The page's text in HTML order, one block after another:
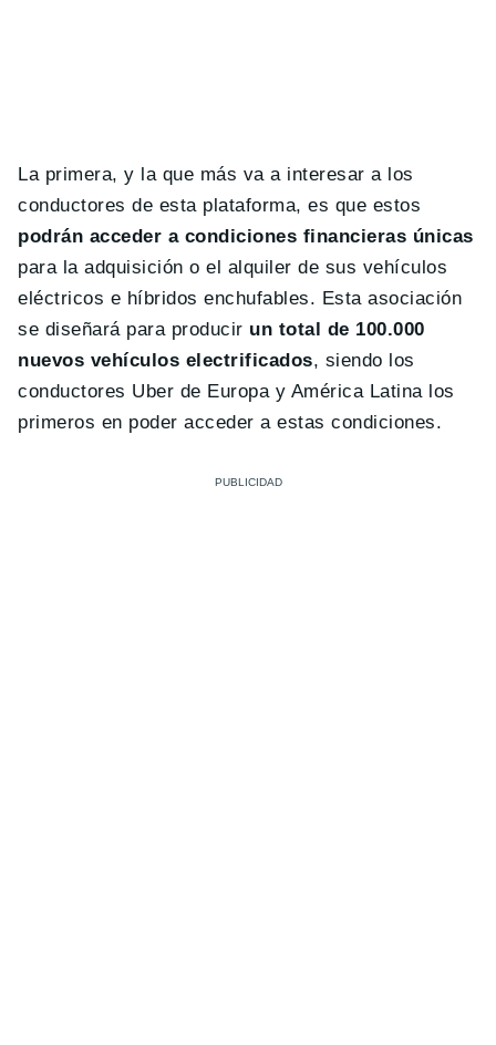
La primera, y la que más va a interesar a los
conductores de esta plataforma, es que estos
podrán acceder a condiciones financieras únicas
para la adquisición o el alquiler de sus vehículos
eléctricos e híbridos enchufables. Esta asociación
se diseñará para producir un total de 100.000
nuevos vehículos electrificados, siendo los
conductores Uber de Europa y América Latina los
primeros en poder acceder a estas condiciones.